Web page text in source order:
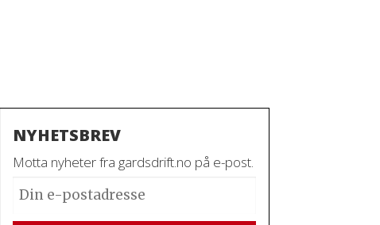
NYHETSBREV
Motta nyheter fra gardsdrift.no på e-post.